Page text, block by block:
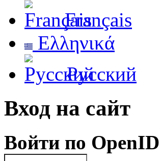
Français
Ελληνικά
Русский
Вход на сайт
Войти по OpenID